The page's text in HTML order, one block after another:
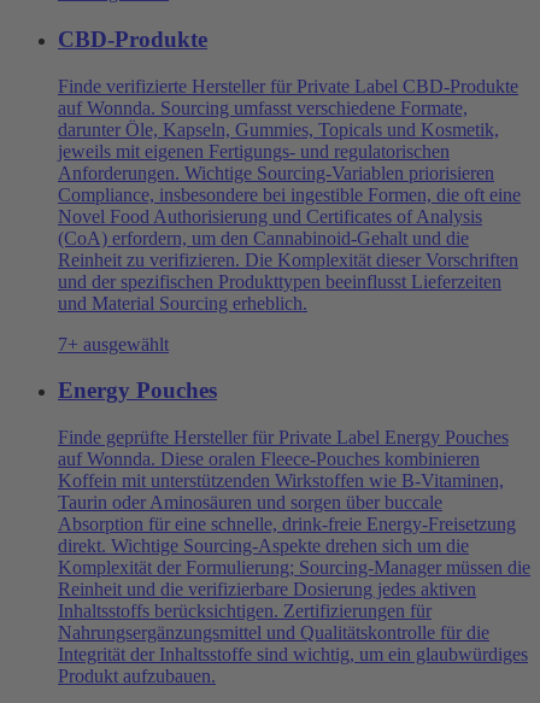
CBD-Produkte
Finde verifizierte Hersteller für Private Label CBD-Produkte
auf Wonnda. Sourcing umfasst verschiedene Formate,
darunter Öle, Kapseln, Gummies, Topicals und Kosmetik,
jeweils mit eigenen Fertigungs- und regulatorischen
Anforderungen. Wichtige Sourcing-Variablen priorisieren
Compliance, insbesondere bei ingestible Formen, die oft eine
Novel Food Authorisierung und Certificates of Analysis
(CoA) erfordern, um den Cannabinoid-Gehalt und die
Reinheit zu verifizieren. Die Komplexität dieser Vorschriften
und der spezifischen Produkttypen beeinflusst Lieferzeiten
und Material Sourcing erheblich.
7+ ausgewählt
Energy Pouches
Finde geprüfte Hersteller für Private Label Energy Pouches
auf Wonnda. Diese oralen Fleece-Pouches kombinieren
Koffein mit unterstützenden Wirkstoffen wie B-Vitaminen,
Taurin oder Aminosäuren und sorgen über buccale
Absorption für eine schnelle, drink-freie Energy-Freisetzung
direkt. Wichtige Sourcing-Aspekte drehen sich um die
Komplexität der Formulierung; Sourcing-Manager müssen die
Reinheit und die verifizierbare Dosierung jedes aktiven
Inhaltsstoffs berücksichtigen. Zertifizierungen für
Nahrungsergänzungsmittel und Qualitätskontrolle für die
Integrität der Inhaltsstoffe sind wichtig, um ein glaubwürdiges
Produkt aufzubauen.